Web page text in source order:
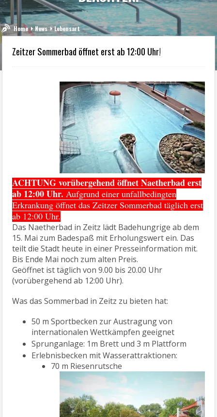
Home News Lebensart
Zeitzer Sommerbad öffnet erst ab 12:00 Uhr!
ACHTUNG vorübergehend öffnet Naetherbad erst
ab 12:00 Uhr. Aufgrund einer unfallbedingten
Erkrankung öffnet das Zeitzer Sommerbad täglich erst
ab 12:00 Uhr.
Das Naetherbad in Zeitz lädt Badehungrige ab dem
15. Mai zum Badespaß mit Erholungswert ein. Das
teilt die Stadt heute in einer Presseinformation mit.
Bis Ende Mai noch zum alten Preis.
Geöffnet ist täglich von 9.00 bis 20.00 Uhr
(vorübergehend ab 12:00 Uhr).
Was das Sommerbad in Zeitz zu bieten hat:
50 m Sportbecken zur Austragung von
internationalen Wettkämpfen geeignet
Sprunganlage: 1m Brett und 3 m Plattform
Erlebnisbecken mit Wasserattraktionen:
70 m Riesenrutsche